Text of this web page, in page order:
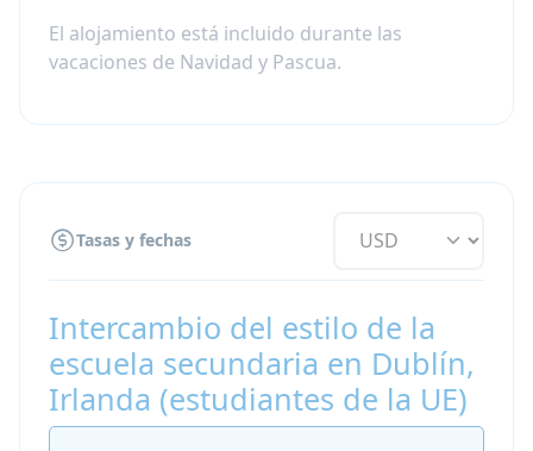
El alojamiento está incluido durante las
vacaciones de Navidad y Pascua.
Tasas y fechas
Intercambio del estilo de la
escuela secundaria en Dublín,
Irlanda (estudiantes de la UE)